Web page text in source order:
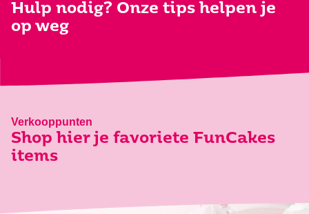
Hulp nodig? Onze tips helpen je
op weg
Verkooppunten
Shop hier je favoriete FunCakes
items